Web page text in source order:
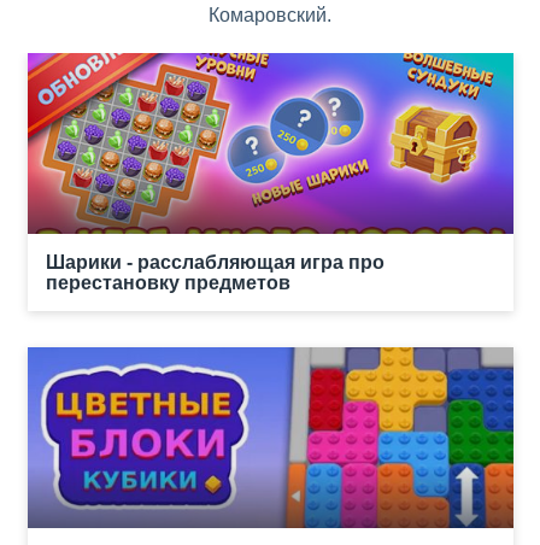
Комаровский.
Шарики - расслабляющая игра про
перестановку предметов